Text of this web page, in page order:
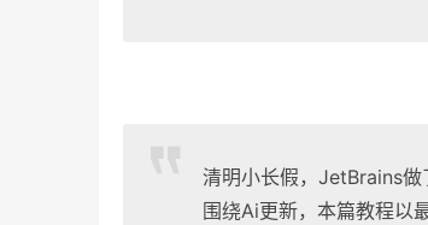
清明小长假，JetBrains
围绕Ai更新，本篇教程以